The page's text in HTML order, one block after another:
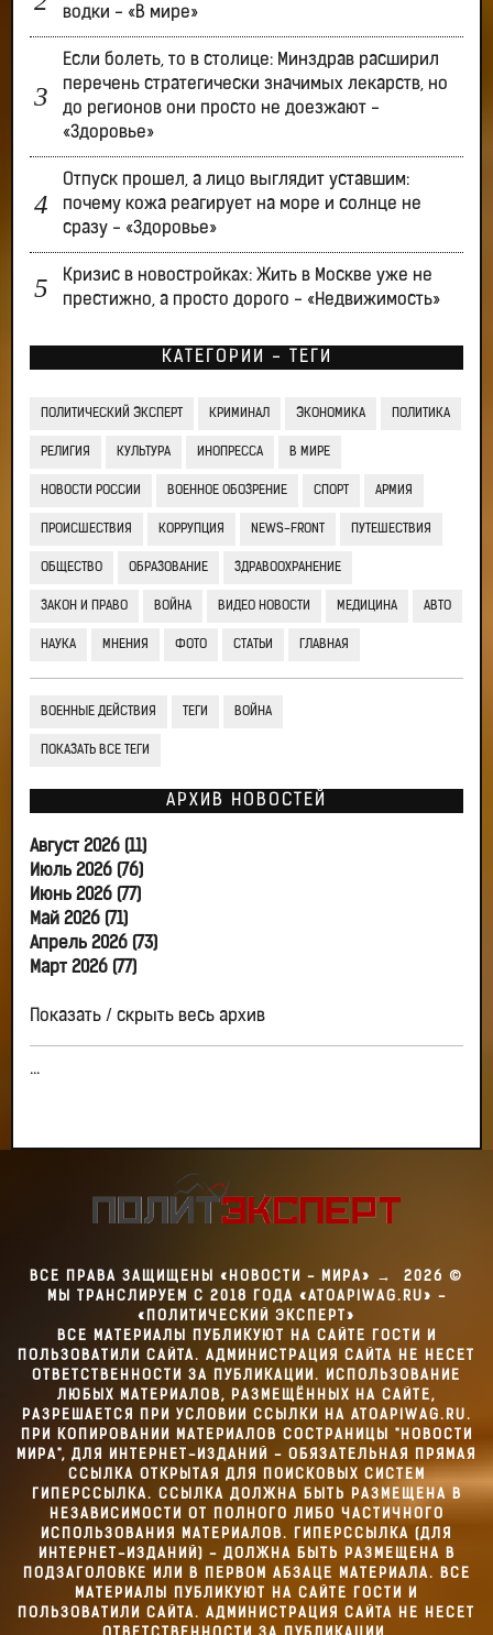
водки - «В мире»
Если болеть, то в столице: Минздрав расширил
перечень стратегически значимых лекарств, но
до регионов они просто не доезжают -
«Здоровье»
Отпуск прошел, а лицо выглядит уставшим:
почему кожа реагирует на море и солнце не
сразу - «Здоровье»
Кризис в новостройках: Жить в Москве уже не
престижно, а просто дорого - «Недвижимость»
КАТЕГОРИИ - ТЕГИ
ПОЛИТИЧЕСКИЙ ЭКСПЕРТ КРИМИНАЛ ЭКОНОМИКА ПОЛИТИКА
РЕЛИГИЯ КУЛЬТУРА ИНОПРЕССА В МИРЕ
НОВОСТИ РОССИИ ВОЕННОЕ ОБОЗРЕНИЕ СПОРТ АРМИЯ
ПРОИСШЕСТВИЯ КОРРУПЦИЯ NEWS-FRONT ПУТЕШЕСТВИЯ
ОБЩЕСТВО ОБРАЗОВАНИЕ ЗДРАВООХРАНЕНИЕ
ЗАКОН И ПРАВО ВОЙНА ВИДЕО НОВОСТИ МЕДИЦИНА АВТО
НАУКА МНЕНИЯ ФОТО СТАТЬИ ГЛАВНАЯ
ВОЕННЫЕ ДЕЙСТВИЯ ТЕГИ ВОЙНА
ПОКАЗАТЬ ВСЕ ТЕГИ
АРХИВ НОВОСТЕЙ
Август 2026 (11)
Июль 2026 (76)
Июнь 2026 (77)
Май 2026 (71)
Апрель 2026 (73)
Март 2026 (77)
Показать / скрыть весь архив
...
ВСЕ ПРАВА ЗАЩИЩЕНЫ «НОВОСТИ - МИРА» → 2026 ©
МЫ ТРАНСЛИРУЕМ С 2018 ГОДА «ATOAPIWAG.RU» -
«ПОЛИТИЧЕСКИЙ ЭКСПЕРТ»
ВСЕ МАТЕРИАЛЫ ПУБЛИКУЮТ НА САЙТЕ ГОСТИ И
ПОЛЬЗОВАТИЛИ САЙТА. АДМИНИСТРАЦИЯ САЙТА НЕ НЕСЕТ
ОТВЕТСТВЕННОСТИ ЗА ПУБЛИКАЦИИ. ИСПОЛЬЗОВАНИЕ
ЛЮБЫХ МАТЕРИАЛОВ, РАЗМЕЩЁННЫХ НА САЙТЕ,
РАЗРЕШАЕТСЯ ПРИ УСЛОВИИ ССЫЛКИ НА ATOAPIWAG.RU.
ПРИ КОПИРОВАНИИ МАТЕРИАЛОВ СОСТРАНИЦЫ "НОВОСТИ
МИРА", ДЛЯ ИНТЕРНЕТ-ИЗДАНИЙ - ОБЯЗАТЕЛЬНАЯ ПРЯМАЯ
ССЫЛКА ОТКРЫТАЯ ДЛЯ ПОИСКОВЫХ СИСТЕМ
ГИПЕРССЫЛКА. ССЫЛКА ДОЛЖНА БЫТЬ РАЗМЕЩЕНА В
НЕЗАВИСИМОСТИ ОТ ПОЛНОГО ЛИБО ЧАСТИЧНОГО
ИСПОЛЬЗОВАНИЯ МАТЕРИАЛОВ. ГИПЕРССЫЛКА (ДЛЯ
ИНТЕРНЕТ-ИЗДАНИЙ) - ДОЛЖНА БЫТЬ РАЗМЕЩЕНА В
ПОДЗАГОЛОВКЕ ИЛИ В ПЕРВОМ АБЗАЦЕ МАТЕРИАЛА. ВСЕ
МАТЕРИАЛЫ ПУБЛИКУЮТ НА САЙТЕ ГОСТИ И
ПОЛЬЗОВАТИЛИ САЙТА. АДМИНИСТРАЦИЯ САЙТА НЕ НЕСЕТ